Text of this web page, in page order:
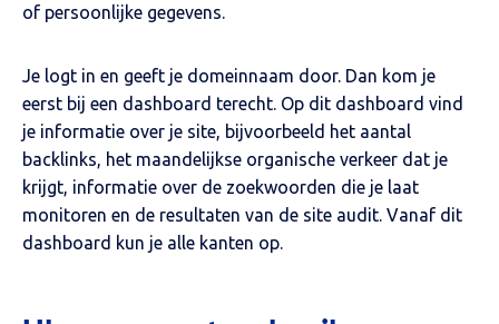
of persoonlijke gegevens.
Je logt in en geeft je domeinnaam door. Dan kom je
eerst bij een dashboard terecht. Op dit dashboard vind
je informatie over je site, bijvoorbeeld het aantal
backlinks, het maandelijkse organische verkeer dat je
krijgt, informatie over de zoekwoorden die je laat
monitoren en de resultaten van de site audit. Vanaf dit
dashboard kun je alle kanten op.